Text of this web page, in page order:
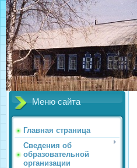
Меню сайта
Главная страница
Сведения об
образовательной
организации